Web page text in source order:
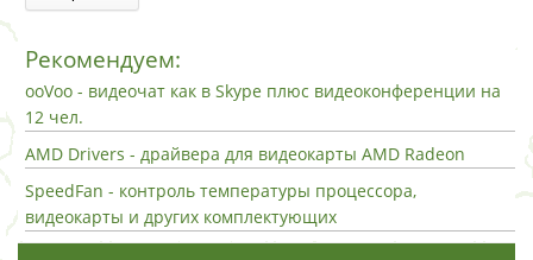
Рекомендуем:
ooVoo - видеочат как в Skype плюс видеоконференции на
12 чел.
AMD Drivers - драйвера для видеокарты AMD Radeon
SpeedFan - контроль температуры процессора,
видеокарты и других комплектующих